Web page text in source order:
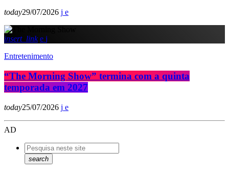
today29/07/2026
insert_link
Entretenimento
“The Morning Show” termina com a quinta
temporada em 2027
today25/07/2026
AD
search